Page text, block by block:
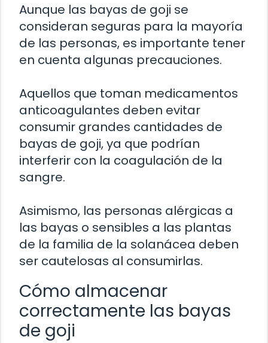
Aunque las bayas de goji se
consideran seguras para la mayoría
de las personas, es importante tener
en cuenta algunas precauciones.
Aquellos que toman medicamentos
anticoagulantes deben evitar
consumir grandes cantidades de
bayas de goji, ya que podrían
interferir con la coagulación de la
sangre.
Asimismo, las personas alérgicas a
las bayas o sensibles a las plantas
de la familia de la solanácea deben
ser cautelosas al consumirlas.
Cómo almacenar
correctamente las bayas
de goji